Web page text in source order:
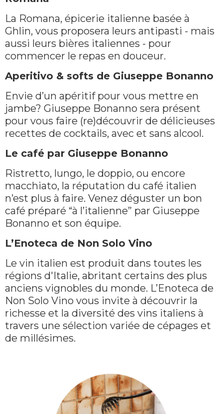
La Romana, épicerie italienne basée à
Ghlin, vous proposera leurs antipasti - mais
aussi leurs bières italiennes - pour
commencer le repas en douceur.
Aperitivo & softs de Giuseppe Bonanno
Envie d’un apéritif pour vous mettre en
jambe? Giuseppe Bonanno sera présent
pour vous faire (re)découvrir de délicieuses
recettes de cocktails, avec et sans alcool.
Le café par Giuseppe Bonanno
Ristretto, lungo, le doppio, ou encore
macchiato, la réputation du café italien
n’est plus à faire. Venez déguster un bon
café préparé “à l’italienne” par Giuseppe
Bonanno et son équipe.
L’Enoteca de Non Solo Vino
Le vin italien est produit dans toutes les
régions d'Italie, abritant certains des plus
anciens vignobles du monde. L’Enoteca de
Non Solo Vino vous invite à découvrir la
richesse et la diversité des vins italiens à
travers une sélection variée de cépages et
de millésimes.